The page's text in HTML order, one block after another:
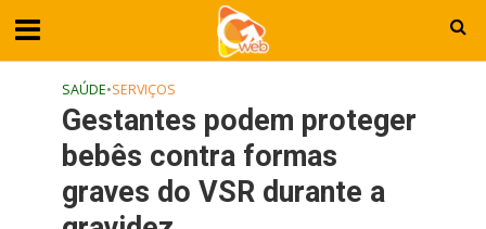
SAÚDE•SERVIÇOS
Gestantes podem proteger
bebês contra formas
graves do VSR durante a